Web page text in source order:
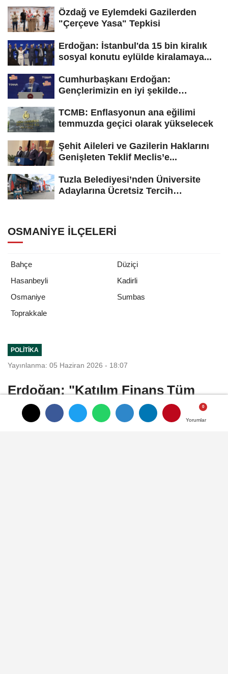
Yorumlar
Özdağ ve Eylemdeki Gazilerden
"Çerçeve Yasa" Tepkisi
Erdoğan: İstanbul'da 15 bin kiralık
sosyal konutu eylülde kiralamaya...
Cumhurbaşkanı Erdoğan:
Gençlerimizin en iyi şekilde
TCMB: Enflasyonun ana eğilimi
temmuzda geçici olarak yükselecek
Şehit Aileleri ve Gazilerin Haklarını
Genişleten Teklif Meclis’e...
Tuzla Belediyesi’nden Üniversite
Adaylarına Ücretsiz Tercih
OSMANIYE İLÇELERI
Bahçe
Düziçi
Hasanbeyli
Kadirli
Osmaniye
Sumbas
Toprakkale
POLITIKA
Yayınlanma: 05 Haziran 2026 - 18:07
Erdoğan: "Katılım Finans Tüm
Dünya İçin Daha Adil ve Güvenli
Bir Modeldir"
Yorumlar